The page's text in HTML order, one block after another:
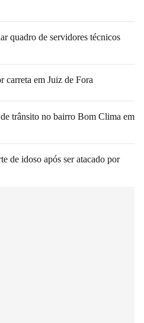
quadro de servidores técnicos
carreta em Juiz de Fora
trânsito no bairro Bom Clima em
de idoso após ser atacado por